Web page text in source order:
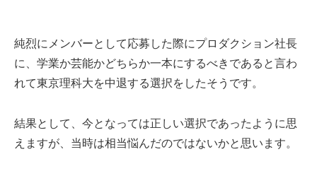
純烈にメンバーとして応募した際にプロダクション社長
に、学業か芸能かどちらか一本にするべきであると言わ
れて東京理科大を中退する選択をしたそうです。
結果として、今となっては正しい選択であったように思
えますが、当時は相当悩んだのではないかと思います。